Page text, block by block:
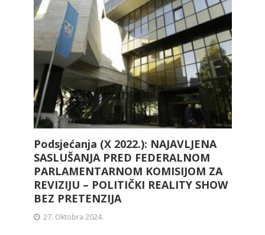
Podsjećanja (X 2022.): NAJAVLJENA
SASLUŠANJA PRED FEDERALNOM
PARLAMENTARNOM KOMISIJOM ZA
REVIZIJU – POLITIČKI REALITY SHOW
BEZ PRETENZIJA
27. Oktobra 2024.